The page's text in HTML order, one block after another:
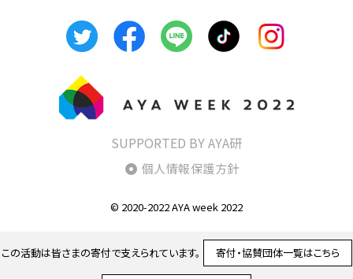
SUPPORTED BY AYA研
個人情報保護方針
© 2020-2022 AYA week 2022
この活動は皆さまの寄付で支えられています。 寄付・協賛団体一覧はこちら